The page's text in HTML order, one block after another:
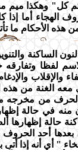
وهكذا ميم
الهجاء أما إذا
هذه الأحكام ما
الساكنة
لفظا وتفارقه
والإقلاب
الغنة من هذه
من مخرجه
في حالة
حالة
بعدها أحد
" أي أنه إذا